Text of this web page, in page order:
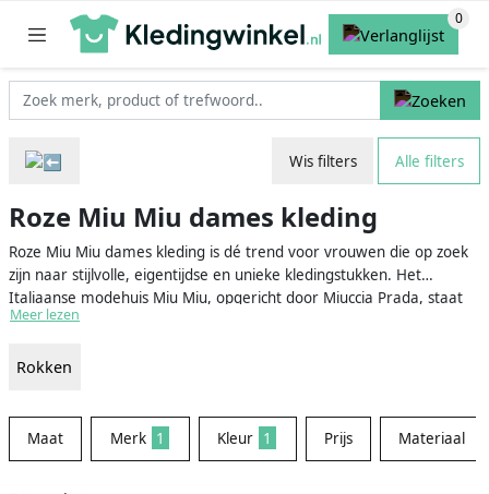
Wis filters Alle filters
Roze Miu Miu dames kleding
Roze Miu Miu dames kleding is dé trend voor vrouwen die op zoek
zijn naar stijlvolle, eigentijdse en unieke kledingstukken. Het
Italiaanse modehuis Miu Miu, opgericht door Miuccia Prada, staat
bekend om haar speelse en gedurfde ontwerpen met een vleugje
feestjurkje, een luxe jas of een paar elegante schoenen, bij Miu Miu
Meer lezen
Rokken
Maat Merk 1 Kleur 1 Prijs Materiaal